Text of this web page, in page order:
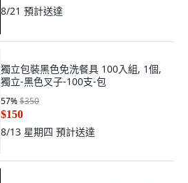
8/21 預計送達
獨立包裝黑色免洗餐具 100入組, 1個,
獨立-黑色叉子-100支-包
57%$350
$150
8/13 星期四 預計送達